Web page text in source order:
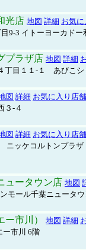
光店 地図 詳細 お気
9-3 イトーヨーカドー
プラザ店 地図 詳細
丁目１１-１ あびこシ
図 詳細 お気に入り店
３-４
図 詳細 お気に入り店
ニッケコルトンプラ
ュータウン店 地図
モール千葉ニュータウ
市川） 地図 詳細
ー市川 6階